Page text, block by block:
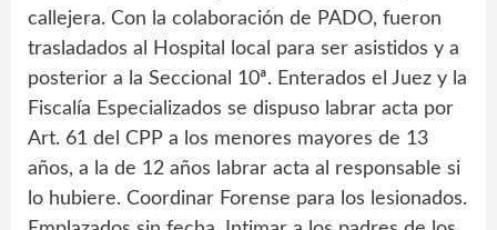
callejera. Con la colaboración de PADO, fueron
trasladados al Hospital local para ser asistidos y a
posterior a la Seccional 10ª. Enterados el Juez y la
Fiscalía Especializados se dispuso labrar acta por
Art. 61 del CPP a los menores mayores de 13
años, a la de 12 años labrar acta al responsable si
lo hubiere. Coordinar Forense para los lesionados.